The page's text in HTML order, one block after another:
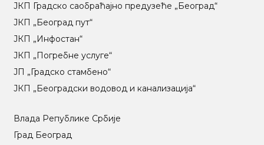
ЈКП Градско саобраћајно предузеће „Београд“
ЈКП „Београд пут“
ЈКП „Инфостан“
ЈКП „Погребне услуге“
ЈП „Градско стамбено“
ЈКП „Београдски водовод и канализација“
Влада Републике Србије
Град Београд